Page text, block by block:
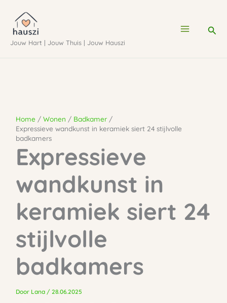
naar
deJouw Hart | Jouw Thuis | Jouw Hauszi
Home Wonen
Badkamer
Expressieve wandkunst in keramiek siert 24 stijlvolle
badkamers
Expressieve
wandkunst in
keramiek siert 24
stijlvolle
badkamers
Door Lana / 28.06.2025